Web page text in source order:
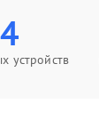
устройств